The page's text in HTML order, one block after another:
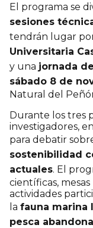
El programa se
sesiones
tendrán lugar
Universitaria
y una jornada
sábado 8 de
Natural del
Durante los tres
investigadores,
para debatir
sostenibilidad
actuales. El
científicas,
actividades
la fauna marina
pesca